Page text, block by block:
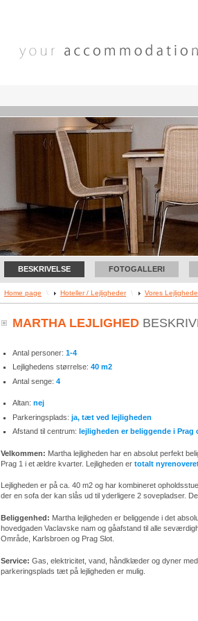
BESKRIVELSE FOTOGALLERI
Home page \ Hoteller / Lejligheder \ Vores
MARTHA LEJLIGHED
Antal personer: 1-4
Lejlighedens størrelse: 40 m2
Antal senge: 4
Altan: nej
Parkeringsplads: ja, tæt ved lejligheden
Afstand til centrum: lejligheden er beliggende i Prag
Velkommen: Martha lejligheden har en absolut perfekt
Prag 1 i et ældre kvarter. Lejligheden er totalt
Lejligheden er på ca. 40 m2 og har kombineret
der en sofa der kan slås ud til yderligere 2 sovepladser.
Beliggenhed: Martha lejligheden er beliggende i det
hovedgaden Vaclavske nam og gåafstand til alle
Område, Karlsbroen og Prag Slot.
Service: Gas, elektricitet, vand, håndklæder og dyner
parkeringsplads tæt på lejligheden er mulig.